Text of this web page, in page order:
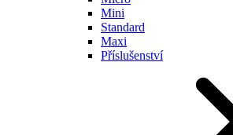
Mini
Standard
Maxi
Příslušenství